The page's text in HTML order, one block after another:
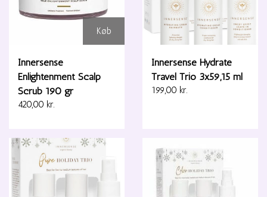
Køb
Innersense
Enlightenment Scalp
Scrub 190 gr
420,00 kr.
Innersense Hydrate
Travel Trio 3x59,15 ml
199,00 kr.